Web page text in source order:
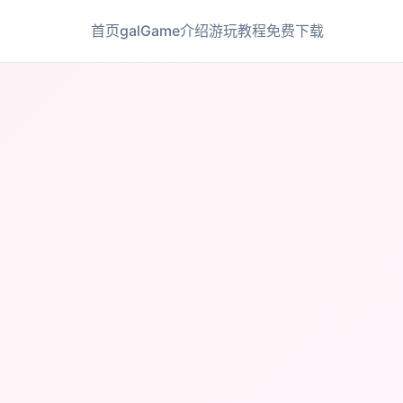
首页galGame介绍游玩教程免费下载